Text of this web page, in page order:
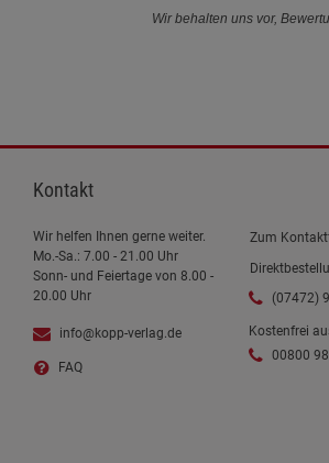
Wir behalten uns vor,
Kontakt
Wir helfen Ihnen gerne weiter.
Mo.-Sa.: 7.00 - 21.00 Uhr
Sonn- und Feiertage von 8.00 -
20.00 Uhr
info@kopp-verlag.de
FAQ
Zum
(07472)
Kostenfrei
00800